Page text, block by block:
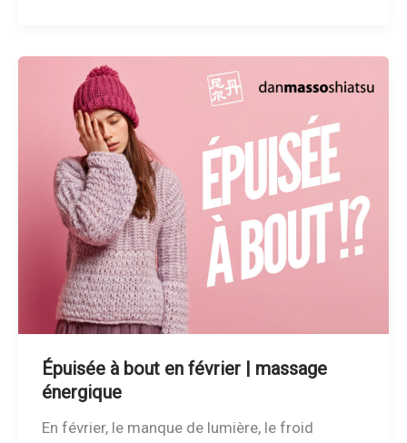
Épuisée à bout en février | massage
énergique
En février, le manque de lumière, le froid